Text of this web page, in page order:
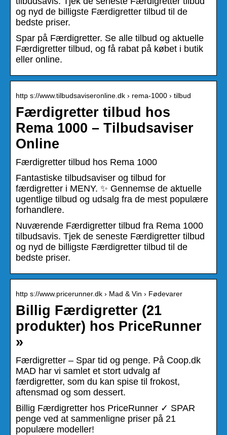
og nyd de billigste Færdigretter tilbud til de
bedste priser.
Spar på Færdigretter. Se alle tilbud og aktuelle
Færdigretter tilbud, og få rabat på købet i butik
eller online.
http s://www.tilbudsaviseronline.dk › rema-1000 › tilbud
Færdigretter tilbud hos
Rema 1000 – Tilbudsaviser
Online
Færdigretter tilbud hos Rema 1000
Fantastiske tilbudsaviser og tilbud for
færdigretter i MENY. ✨ Gennemse de aktuelle
ugentlige tilbud og udsalg fra de mest populære
forhandlere.
Nuværende Færdigretter tilbud fra Rema 1000
tilbudsavis. Tjek de seneste Færdigretter tilbud
og nyd de billigste Færdigretter tilbud til de
bedste priser.
http s://www.pricerunner.dk › Mad & Vin › Fødevarer
Billig Færdigretter (21
produkter) hos PriceRunner
»
Færdigretter – Spar tid og penge. På Coop.dk
MAD har vi samlet et stort udvalg af
færdigretter, som du kan spise til frokost,
aftensmad og som dessert.
Billig Færdigretter hos PriceRunner ✓ SPAR
penge ved at sammenligne priser på 21
populære modeller!